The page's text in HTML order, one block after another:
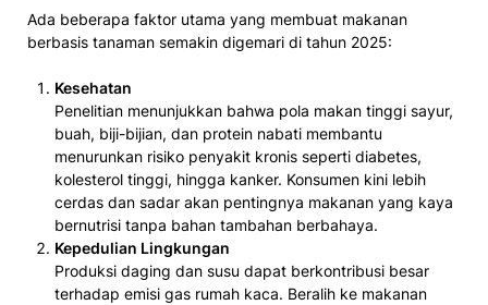
Ada beberapa faktor utama yang membuat makanan
berbasis tanaman semakin digemari di tahun 2025:
Kesehatan
Penelitian menunjukkan bahwa pola makan tinggi sayur,
buah, biji-bijian, dan protein nabati membantu
menurunkan risiko penyakit kronis seperti diabetes,
kolesterol tinggi, hingga kanker. Konsumen kini lebih
cerdas dan sadar akan pentingnya makanan yang kaya
bernutrisi tanpa bahan tambahan berbahaya.
Kepedulian Lingkungan
Produksi daging dan susu dapat berkontribusi besar
terhadap emisi gas rumah kaca. Beralih ke makanan